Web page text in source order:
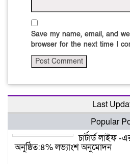
Save my name, email, and
browser for the next time I
Last
Popular
চার্টার্ড লাইফ
অনুষ্ঠিত:৪% লভ্যাংশ অনুমোদন